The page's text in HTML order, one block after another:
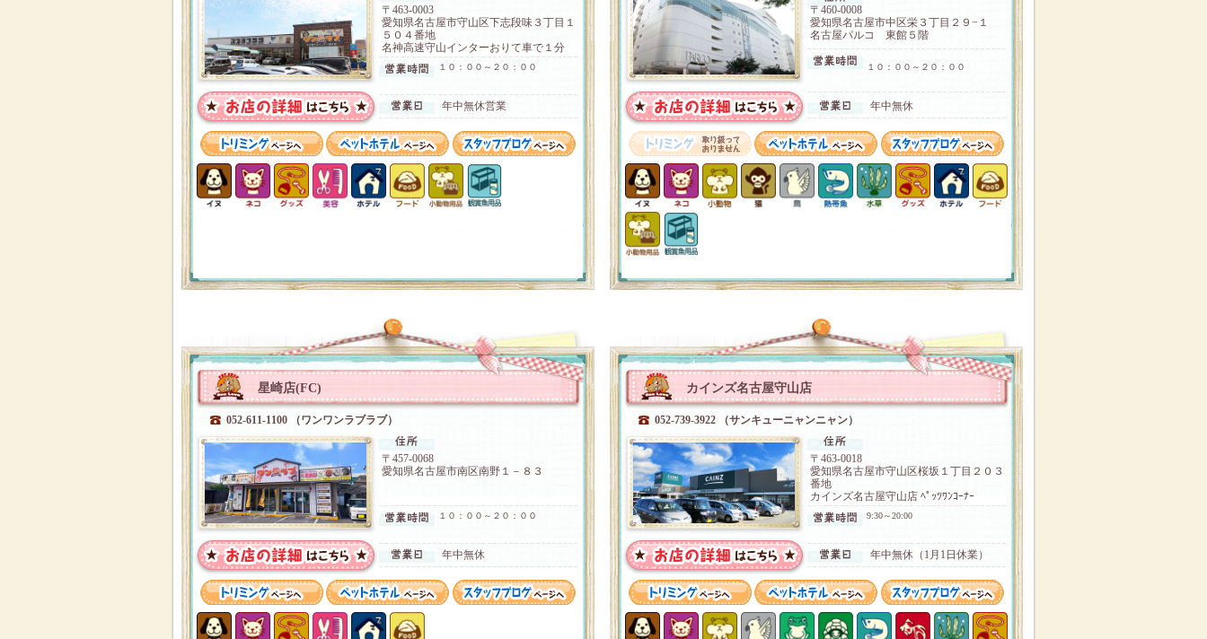
〒463-0003
愛知県名古屋市守山区下志段味３丁目１
５０４番地
名神高速守山インターおりて車で１分
１０：００～２０：００
年中無休営業
〒460-0008
愛知県名古屋市中区栄３丁目２９−１
名古屋パルコ 東館５階
１０：００～２０：００
年中無休
星崎店(FC)
052-611-1100 （ワンワンラブラブ）
〒457-0068
愛知県名古屋市南区南野１－８３
１０：００～２０：００
年中無休
カインズ名古屋守山店
052-739-3922 （サンキューニャンニャン）
〒463-0018
愛知県名古屋市守山区桜坂１丁目２０３
番地
カインズ名古屋守山店 ﾍﾟｯﾂﾜﾝｺｰﾅｰ
9:30～20:00
年中無休（1月1日休業）